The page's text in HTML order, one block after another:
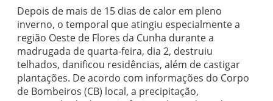
Depois de mais de 15 dias de calor em pleno
inverno, o temporal que atingiu especialmente a
região Oeste de Flores da Cunha durante a
madrugada de quarta-feira, dia 2, destruiu
telhados, danificou residências, além de castigar
plantações. De acordo com informações do Corpo
de Bombeiros (CB) local, a precipitação,